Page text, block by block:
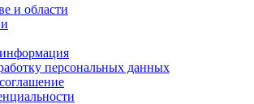
и области
информация
персональных данных